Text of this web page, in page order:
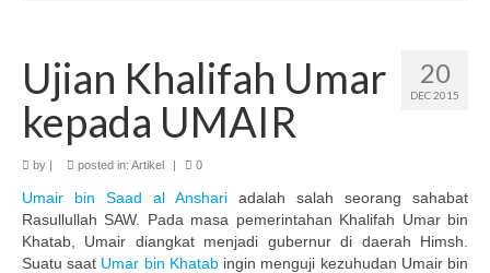
Artikel
Kaos Islami
HOW TO BUY
Layanan Lain
Outbound Keluarga Muslim
20
DEC 2015
Ujian Khalifah Umar
kepada UMAIR
by | posted in: Artikel | 0
Umair bin Saad al Anshari adalah salah seorang sahabat
Rasullullah SAW. Pada masa pemerintahan Khalifah Umar bin
Khatab, Umair diangkat menjadi gubernur di daerah Himsh.
Suatu saat Umar bin Khatabingin menguji kezuhudan Umair bin